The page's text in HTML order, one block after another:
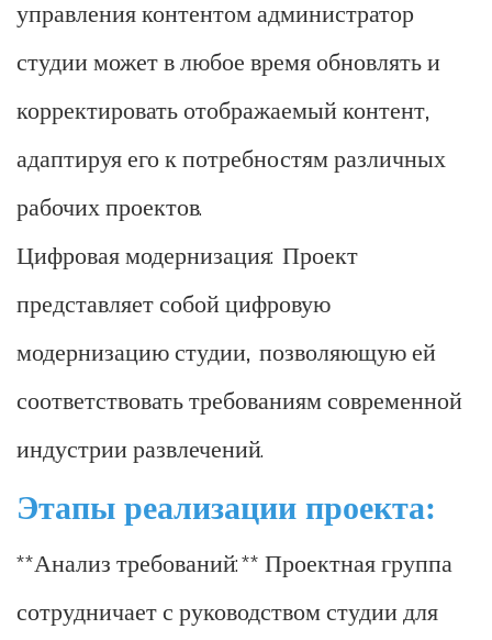
управления контентом администратор
студии может в любое время обновлять и
корректировать отображаемый контент,
адаптируя его к потребностям различных
рабочих проектов.
Цифровая модернизация: Проект
представляет собой цифровую
модернизацию студии, позволяющую ей
соответствовать требованиям современной
индустрии развлечений.
Этапы реализации проекта:
**Анализ требований:** Проектная группа
сотрудничает с руководством студии для